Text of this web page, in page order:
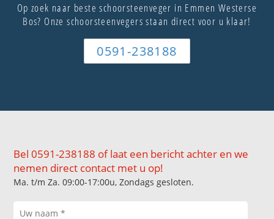
Op zoek naar beste schoorsteenveger in Emmen Westerse
Bos? Onze schoorsteenvegers staan direct voor u klaar!
0591-238188
Bel 0591-238188 of laat een bericht achter en we
nemen direct contact met u op!
Ma. t/m Za. 09:00-17:00u, Zondags gesloten.